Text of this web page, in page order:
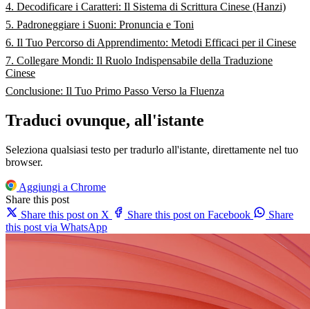
4. Decodificare i Caratteri: Il Sistema di Scrittura Cinese (Hanzi)
5. Padroneggiare i Suoni: Pronuncia e Toni
6. Il Tuo Percorso di Apprendimento: Metodi Efficaci per il Cinese
7. Collegare Mondi: Il Ruolo Indispensabile della Traduzione
Cinese
Conclusione: Il Tuo Primo Passo Verso la Fluenza
Traduci ovunque, all'istante
Seleziona qualsiasi testo per tradurlo all'istante, direttamente nel tuo
browser.
Aggiungi a Chrome
Share this post
Share this post on X
Share this post on Facebook
Share
this post via WhatsApp